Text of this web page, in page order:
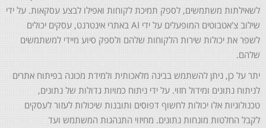
לשאילתות משתמשים, לספק תמיכת לקוחות ואפילו לבצע עסקאות. על ידי
שילוב צ'אטבוטים המופעלים על ידי AI באתרי אינטרנט, עסקים יכולים
לשפר את יכולות שירות הלקוחות שלהם ולספק סיוע מיידי למשתמשים
שלהם.
יתר על כן, ניתן להשתמש בבינה מלאכותית ולמידת מכונה בפיתוח אתרים
לניתוח נתונים ומידול חזוי. על ידי ניתוח כמויות גדולות של נתונים,
טכנולוגיות אלו יכולות לחשוף דפוסים ותובנות שיכולות לעזור לעסקים
לקבל החלטות מונחות נתונים. מחיזוי התנהגות המשתמש ועד